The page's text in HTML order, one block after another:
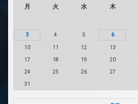
月 火 水 木
3 4 5 6
10 11 12 13
17 18 19 20
24 25 26 27
31